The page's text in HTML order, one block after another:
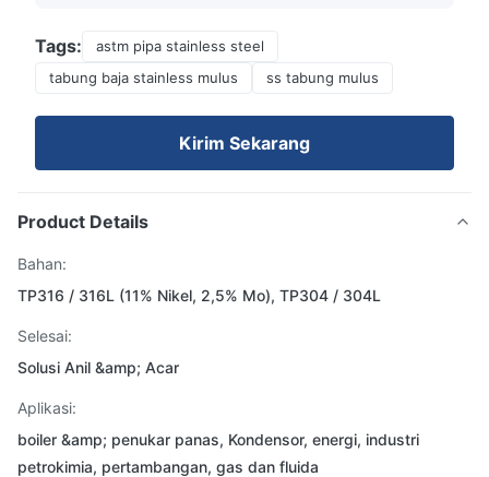
Tags:
astm pipa stainless steel
tabung baja stainless mulus
ss tabung mulus
Kirim Sekarang
Product Details
Bahan:
TP316 / 316L (11% Nikel, 2,5% Mo), TP304 / 304L
Selesai:
Solusi Anil &amp; Acar
Aplikasi:
boiler &amp; penukar panas, Kondensor, energi, industri
petrokimia, pertambangan, gas dan fluida